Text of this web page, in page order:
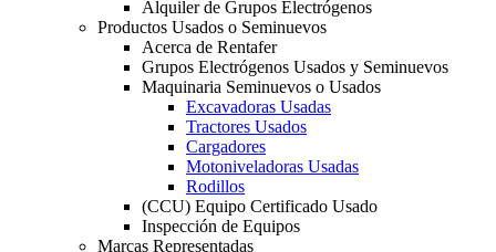
Alquiler de Grupos Electrógenos
Productos Usados o Seminuevos
Acerca de Rentafer
Grupos Electrógenos Usados y Seminuevos
Maquinaria Seminuevos o Usados
Excavadoras Usadas
Tractores Usados
Cargadores
Motoniveladoras Usadas
Rodillos
(CCU) Equipo Certificado Usado
Inspección de Equipos
Marcas Representadas